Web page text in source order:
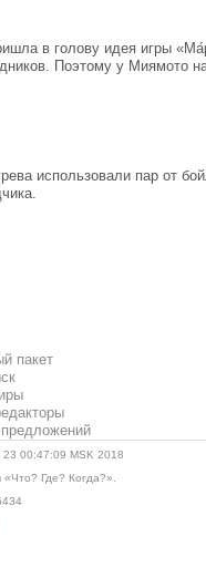
в голову идея игры
Поэтому у Миямото
использовали пар от
пакет
00:47:09 MSK 2018
«Что? Где? Когда?».